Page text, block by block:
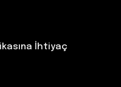
İhtiyaç